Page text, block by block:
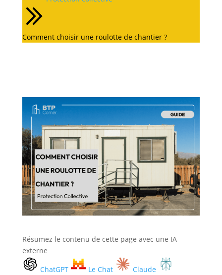
Comment choisir une roulotte de chantier ?
Résumez le contenu de cette page avec une IA
externe
ChatGPT
Le Chat
Claude